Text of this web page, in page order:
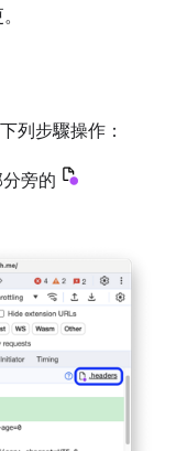
列步驟操作：
旁的